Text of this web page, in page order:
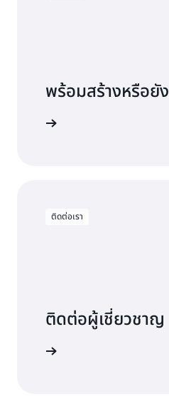
พร้อมสร้างหรือยัง
ติดต่อเรา
ติดต่อผู้เชี่ยวชาญ